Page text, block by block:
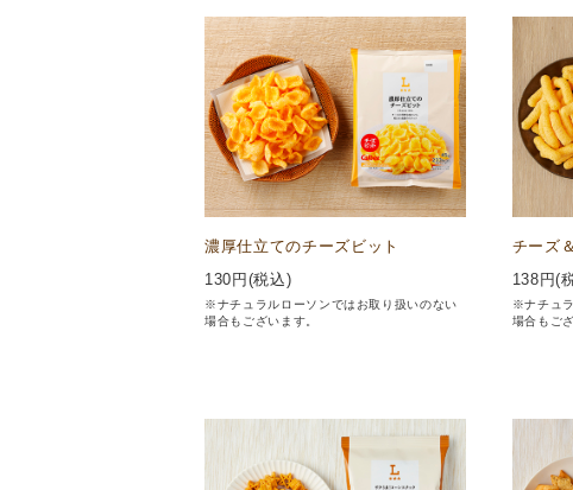
濃厚仕立てのチーズビット
130 円(税込)
※ナチュラルローソンではお取り扱いのない
場合もございます。
チーズ
138 円(
※ナチュ
場合もご